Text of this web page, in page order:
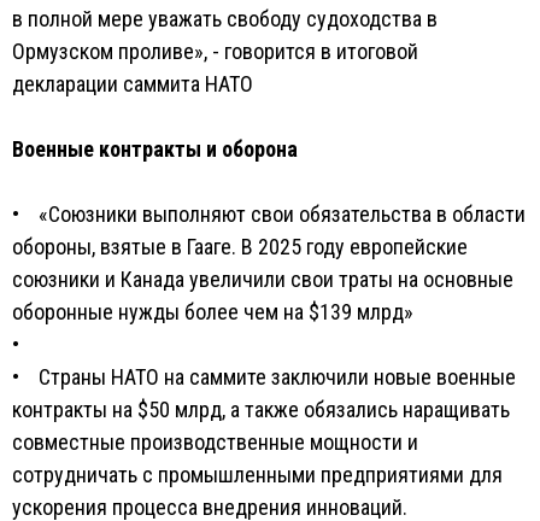
в полной мере уважать свободу судоходства в
Ормузском проливе», - говорится в итоговой
декларации саммита НАТО
Военные контракты и оборона
• «Союзники выполняют свои обязательства в области
обороны, взятые в Гааге. В 2025 году европейские
союзники и Канада увеличили свои траты на основные
оборонные нужды более чем на $139 млрд»
•
• Страны НАТО на саммите заключили новые военные
контракты на $50 млрд, а также обязались наращивать
совместные производственные мощности и
сотрудничать с промышленными предприятиями для
ускорения процесса внедрения инноваций.